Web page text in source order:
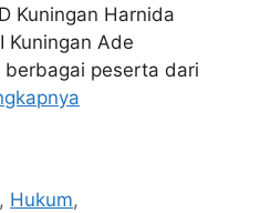
Kuningan Harnida
Kuningan Ade
peserta dari
, Hukum,